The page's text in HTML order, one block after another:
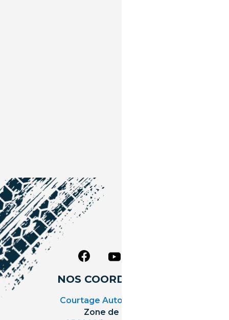
NOS COORDONNÉES
Courtage Auto Grand Est
Zone de l'Allan